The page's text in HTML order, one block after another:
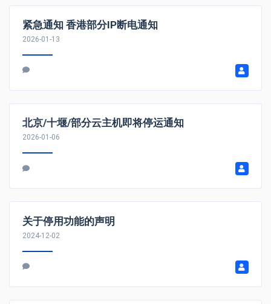
紧急通知 香港部分IP断电通知
2026-01-13
北京/十堰/部分云主机即将停运通知
2026-01-06
关于停用功能的声明
2024-12-02